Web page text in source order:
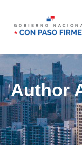
Author